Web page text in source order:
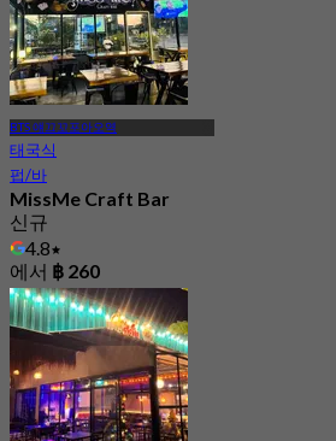
BTS 얘끄꼬포아오역
태국식
펍/바
MissMe Craft Bar
신규
4.8
에서 ฿ 260